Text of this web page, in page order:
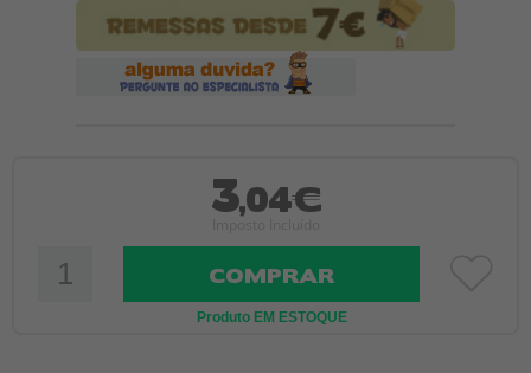
3,04€
COMPRAR
Produto EM ESTOQUE